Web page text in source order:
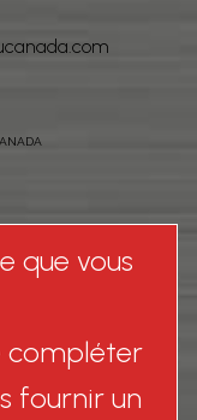
que vous
compléter
fournir un